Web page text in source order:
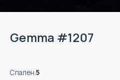
Gemma #1207
Спален:5